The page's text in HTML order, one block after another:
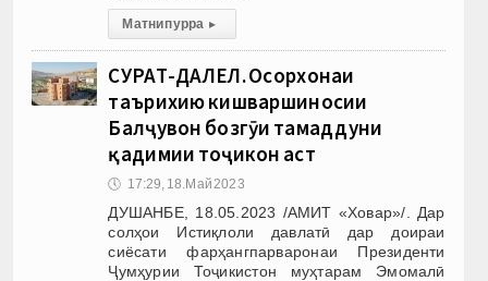
Матни пурра ▸
СУРАТ-ДАЛЕЛ. Осорхонаи
таърихию кишваршиносии
Балҷувон бозгӯи тамаддуни
қадимии тоҷикон аст
🕔 17:29, 18.Май 2023
ДУШАНБЕ, 18.05.2023 /АМИТ «Ховар»/. Дар
солҳои Истиқлоли давлатӣ дар доираи
сиёсати фарҳангпарваронаи Президенти
Ҷумҳурии Тоҷикистон муҳтарам Эмомалӣ